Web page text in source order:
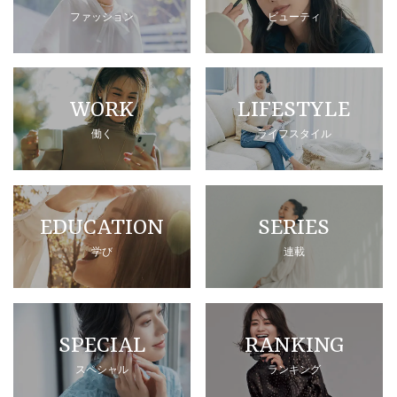
ファッション ビューティ
WORK
働く
LIFESTYLE
ライフスタイル
EDUCATION
学び
SERIES
連載
SPECIAL
スペシャル
RANKING
ランキング